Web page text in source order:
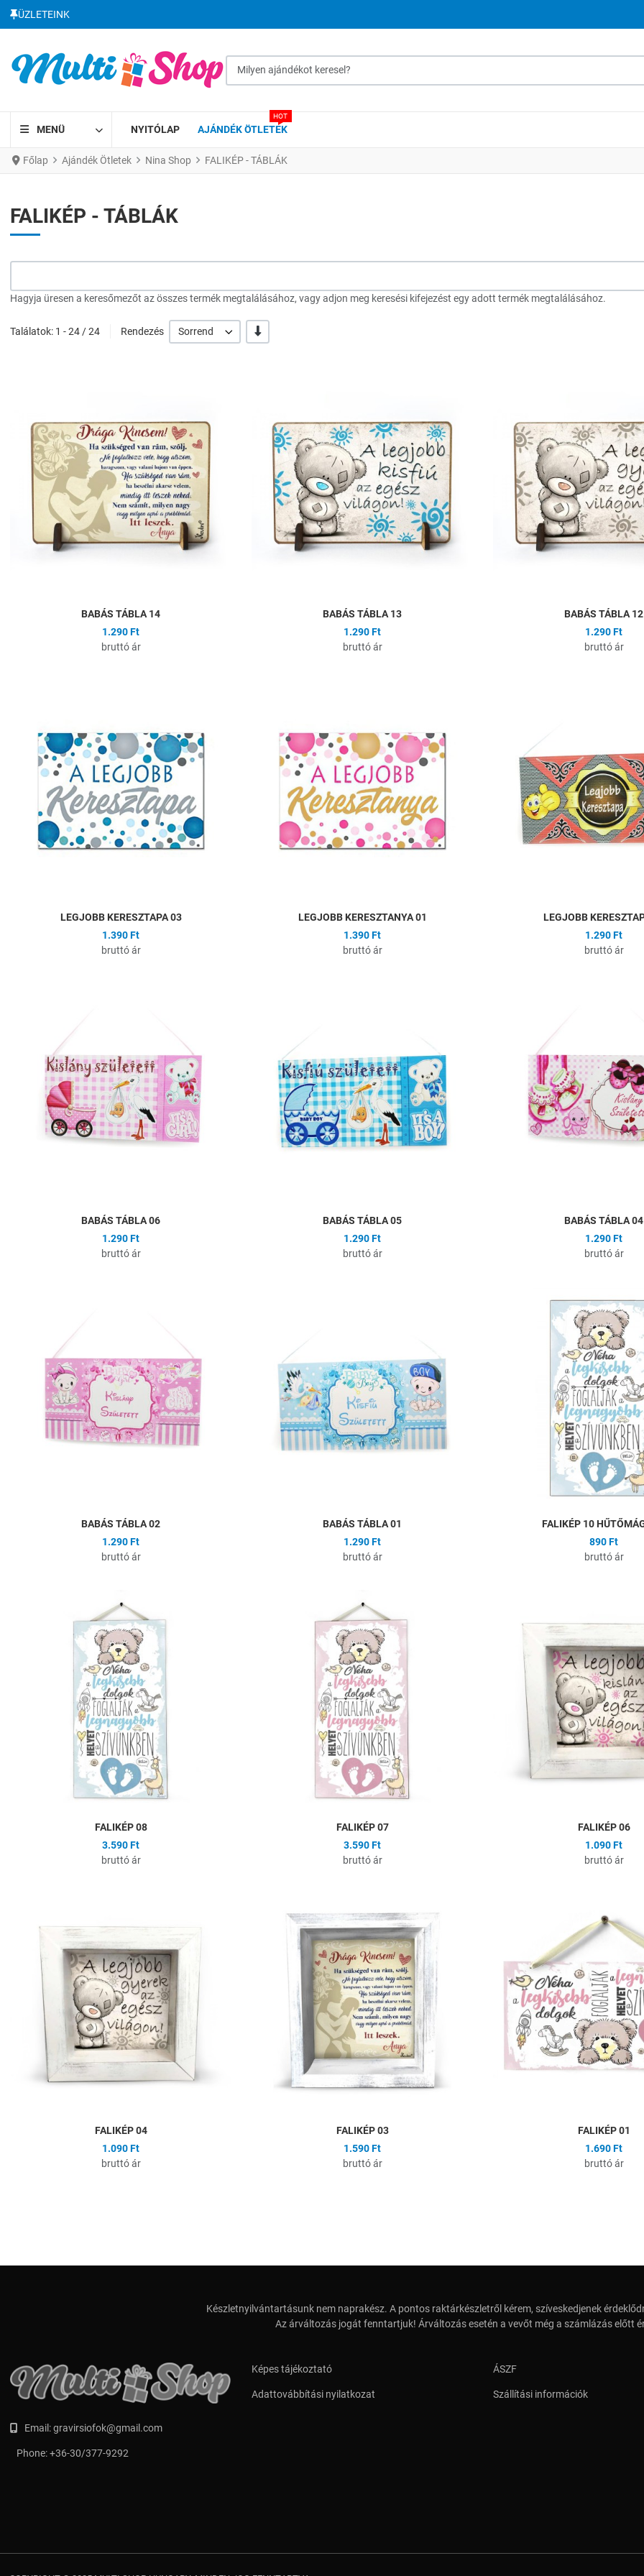
ÜZLETEINK
MENÜ NYITÓLAP AJÁNDÉK ÖTLETEK
HOT
Főlap Ajándék Ötletek Nina Shop FALIKÉP - TÁBLÁK
FALIKÉP - TÁBLÁK
Hagyja üresen a keresőmezőt az összes termék megtalálásához, vagy adjon meg keresési kifejezést egy adott termék megtalálásához.
Találatok: 1 - 24 / 24 Rendezés Sorrend -/+
Összehasonlítás
Gyors nézet
BABÁS TÁBLA 14
1.290 Ft
bruttó ár
Összehasonlítás
Gyors nézet
BABÁS TÁBLA 13
1.290 Ft
bruttó ár
BABÁS TÁBLA 12
1.290 Ft
bruttó ár
Gyors nézet
LEGJOBB KERESZTAPA 03
1.390 Ft
bruttó ár
Gyors nézet
LEGJOBB KERESZTANYA 01
1.390 Ft
bruttó ár
LEGJOBB
1.290 Ft
bruttó ár
Gyors nézet
BABÁS TÁBLA 06
1.290 Ft
bruttó ár
Gyors nézet
BABÁS TÁBLA 05
1.290 Ft
bruttó ár
BABÁS TÁBLA 04
1.290 Ft
bruttó ár
Gyors nézet
BABÁS TÁBLA 02
1.290 Ft
bruttó ár
Hozzáadás a kívánságlistához
BABÁS TÁBLA 01
1.290 Ft
bruttó ár
FALIKÉP 10
890 Ft
bruttó ár
Hozzáadás a kívánságlistához
FALIKÉP 08
3.590 Ft
bruttó ár
Összehasonlítás
FALIKÉP 07
3.590 Ft
bruttó ár
FALIKÉP 06
1.090 Ft
bruttó ár
Összehasonlítás
FALIKÉP 04
1.090 Ft
bruttó ár
Gyors nézet
FALIKÉP 03
1.590 Ft
bruttó ár
FALIKÉP 01
1.690 Ft
bruttó ár
Készletnyilvántartásunk nem naprakész. A pontos raktárkészletről kérem, szíveskedjenek
Az árváltozás jogát fenntartjuk! Árváltozás esetén a vevőt még a számlázás előtt
Email:gravirsiofok@gmail.com
Phone:+36-30/377-9292
Képes tájékoztató
Adattovábbítási nyilatkozat
ÁSZF
Szállítási információk